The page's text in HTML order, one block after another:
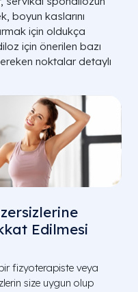
boyun kaslarını
için oldukça
için önerilen bazı
noktalar detaylı
Edilmesi
fizyoterapiste veya
size uygun olup